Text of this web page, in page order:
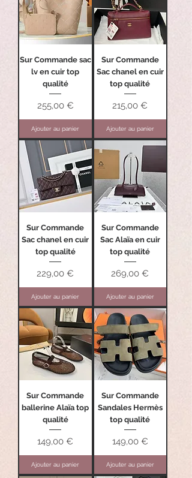
Sur Commande sac
lv en cuir top
qualité
Prix
255,00 €
Ajouter au panier
Sur Commande
Sac chanel en cuir
top qualité
Prix
215,00 €
Ajouter au panier
Sur Commande
Sac chanel en cuir
top qualité
Prix
229,00 €
Ajouter au panier
Sur Commande
Sac Alaïa en cuir
top qualité
Prix
269,00 €
Ajouter au panier
Sur Commande
ballerine Alaïa top
qualité
Prix
149,00 €
Ajouter au panier
Sur Commande
Sandales Hermès
top qualité
Prix
149,00 €
Ajouter au panier